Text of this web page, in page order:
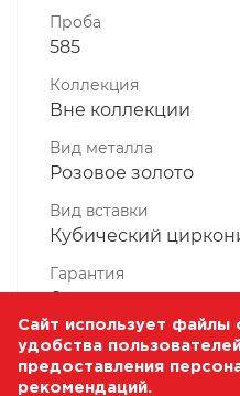
Проба
585
Коллекция
Вне коллекции
Вид металла
Розовое золото
Вид вставки
Кубический
Гарантия
6 месяцев
Комплектность, шт
1 Штука
Сайт использует файлы
удобства
предоставления
рекомендаций.